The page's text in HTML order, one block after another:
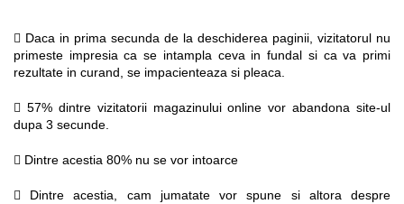
Daca in prima secunda de la deschiderea paginii, vizitatorul nu
primeste impresia ca se intampla ceva in fundal si ca va primi
rezultate in curand, se impacienteaza si pleaca.
57% dintre vizitatorii magazinului online vor abandona site-ul
dupa 3 secunde.
Dintre acestia 80% nu se vor intoarce
Dintre acestia, cam jumatate vor spune si altora despre